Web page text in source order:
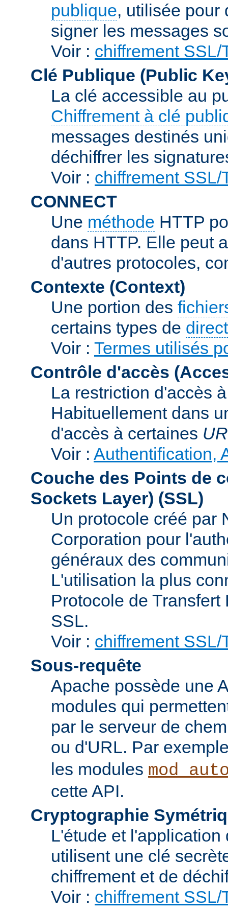
publique, utilisée pour
signer les messages
Voir : chiffrement SSL/
Clé Publique (Public
La clé accessible au
Chiffrement à clé
messages destinés
déchiffrer les
Voir : chiffrement SSL/
CONNECT
Une méthode HTTP
dans HTTP. Elle peut
d'autres protocoles,
Contexte (Context)
Une portion des
certains types de
Voir : Termes utilisés
Contrôle d'accès
La restriction d'accès
Habituellement dans
d'accès à certaines
Voir : Authentification,
Couche des Points de
Sockets Layer) (SSL)
Un protocole créé par
Corporation pour
généraux des
L'utilisation la plus
Protocole de
SSL.
Voir : chiffrement SSL/
Sous-requête
Apache possède une
modules qui
par le serveur de
ou d'URL. Par
les modules
cette API.
Cryptographie
L'étude et
utilisent une clé
chiffrement et de
Voir : chiffrement SSL/